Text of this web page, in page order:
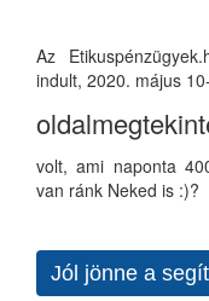
Az
indult, 2020. május
volt, ami naponta
van ránk Neked is :)?
Jól jönne a